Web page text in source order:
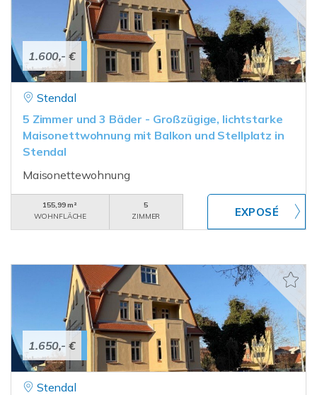
1.600,- €
Stendal
5 Zimmer und 3 Bäder - Großzügige, lichtstarke
Maisonettwohnung mit Balkon und Stellplatz in
Stendal
Maisonettewohnung
155,99 m²
WOHNFLÄCHE
5
ZIMMER
1.650,- €
Stendal